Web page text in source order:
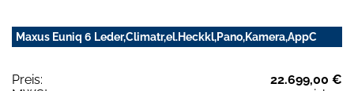
Maxus Euniq 6 Leder,Climatr,el.Heckkl,Pano,Kamera,AppC
Preis:
22.699,00 €